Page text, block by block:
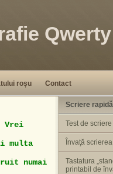
Qwerty
roșu Contact
Vrei
i multa
ruit numai
Scriere rapidă
Test de
Învaţă
Tastatura
printabil de